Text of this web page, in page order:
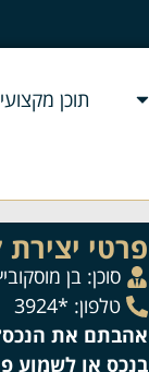
תוכן מקצועי
פרטי
סוכן: בן
טלפון: *3924
אהבתם את
בנכס או לשמוע